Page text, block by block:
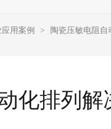
用案例 > 陶瓷压敏电阻
化排列解